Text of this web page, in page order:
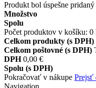
Produkt bol úspešne
Množstvo
Spolu
Počet produktov v košíku: 0
Celkom produkty (s DPH)
Celkom poštovné (s DPH)
DPH 0,00 €
Spolu (s DPH)
Pokračovať v nákupe Prejsť
Navigation